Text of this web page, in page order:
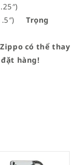
Trọng
có thể thay
hàng!